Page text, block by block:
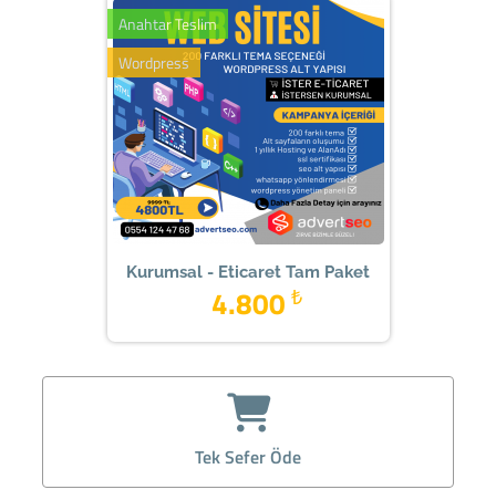
Anahtar Teslim
Wordpress
Kurumsal - Eticaret Tam Paket
₺
4.800
Tek Sefer Öde